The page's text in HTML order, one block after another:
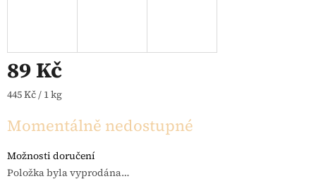
89 Kč
Měrná cena:
445 Kč / 1 kg
Momentálně nedostupné
Možnosti doručení
Položka byla vyprodána…